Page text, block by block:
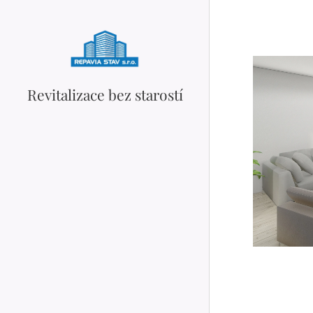
Revitalizace bez starostí